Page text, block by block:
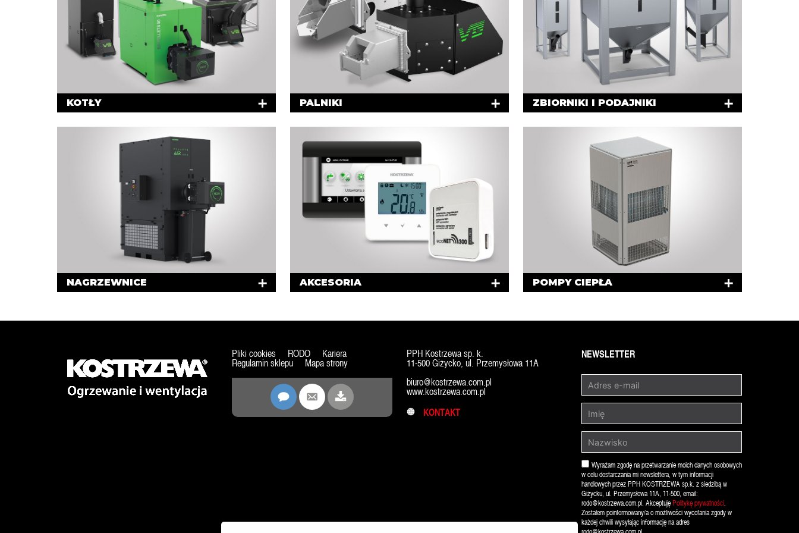
KOTŁY PALNIKI ZBIORNIKI I PODAJNIKI
NAGRZEWNICE AKCESORIA POMPY CIEPŁA
Pliki cookies RODO
Kariera
Regulamin sklepu
Mapa strony
PPH Kostrzewa sp. k.
11-500 Giżycko, ul. Przemysłowa 11A
biuro@kostrzewa.com.pl
www.kostrzewa.com.pl
KONTAKT
NEWSLETTER
Wyrażam zgodę na przetwarzanie moich danych osobowych
w celu dostarczania mi newslettera, w tym informacji
handlowych przez PPH KOSTRZEWA sp.k. z siedzibą w
Giżycku, ul. Przemysłowa 11A, 11-500, email:
rodo@kostrzewa.com.pl. Akceptuję Politykę prywatności.
Zostałem poinformowany/a o możliwości wycofania zgody w
każdej chwili wysyłając informację na adres